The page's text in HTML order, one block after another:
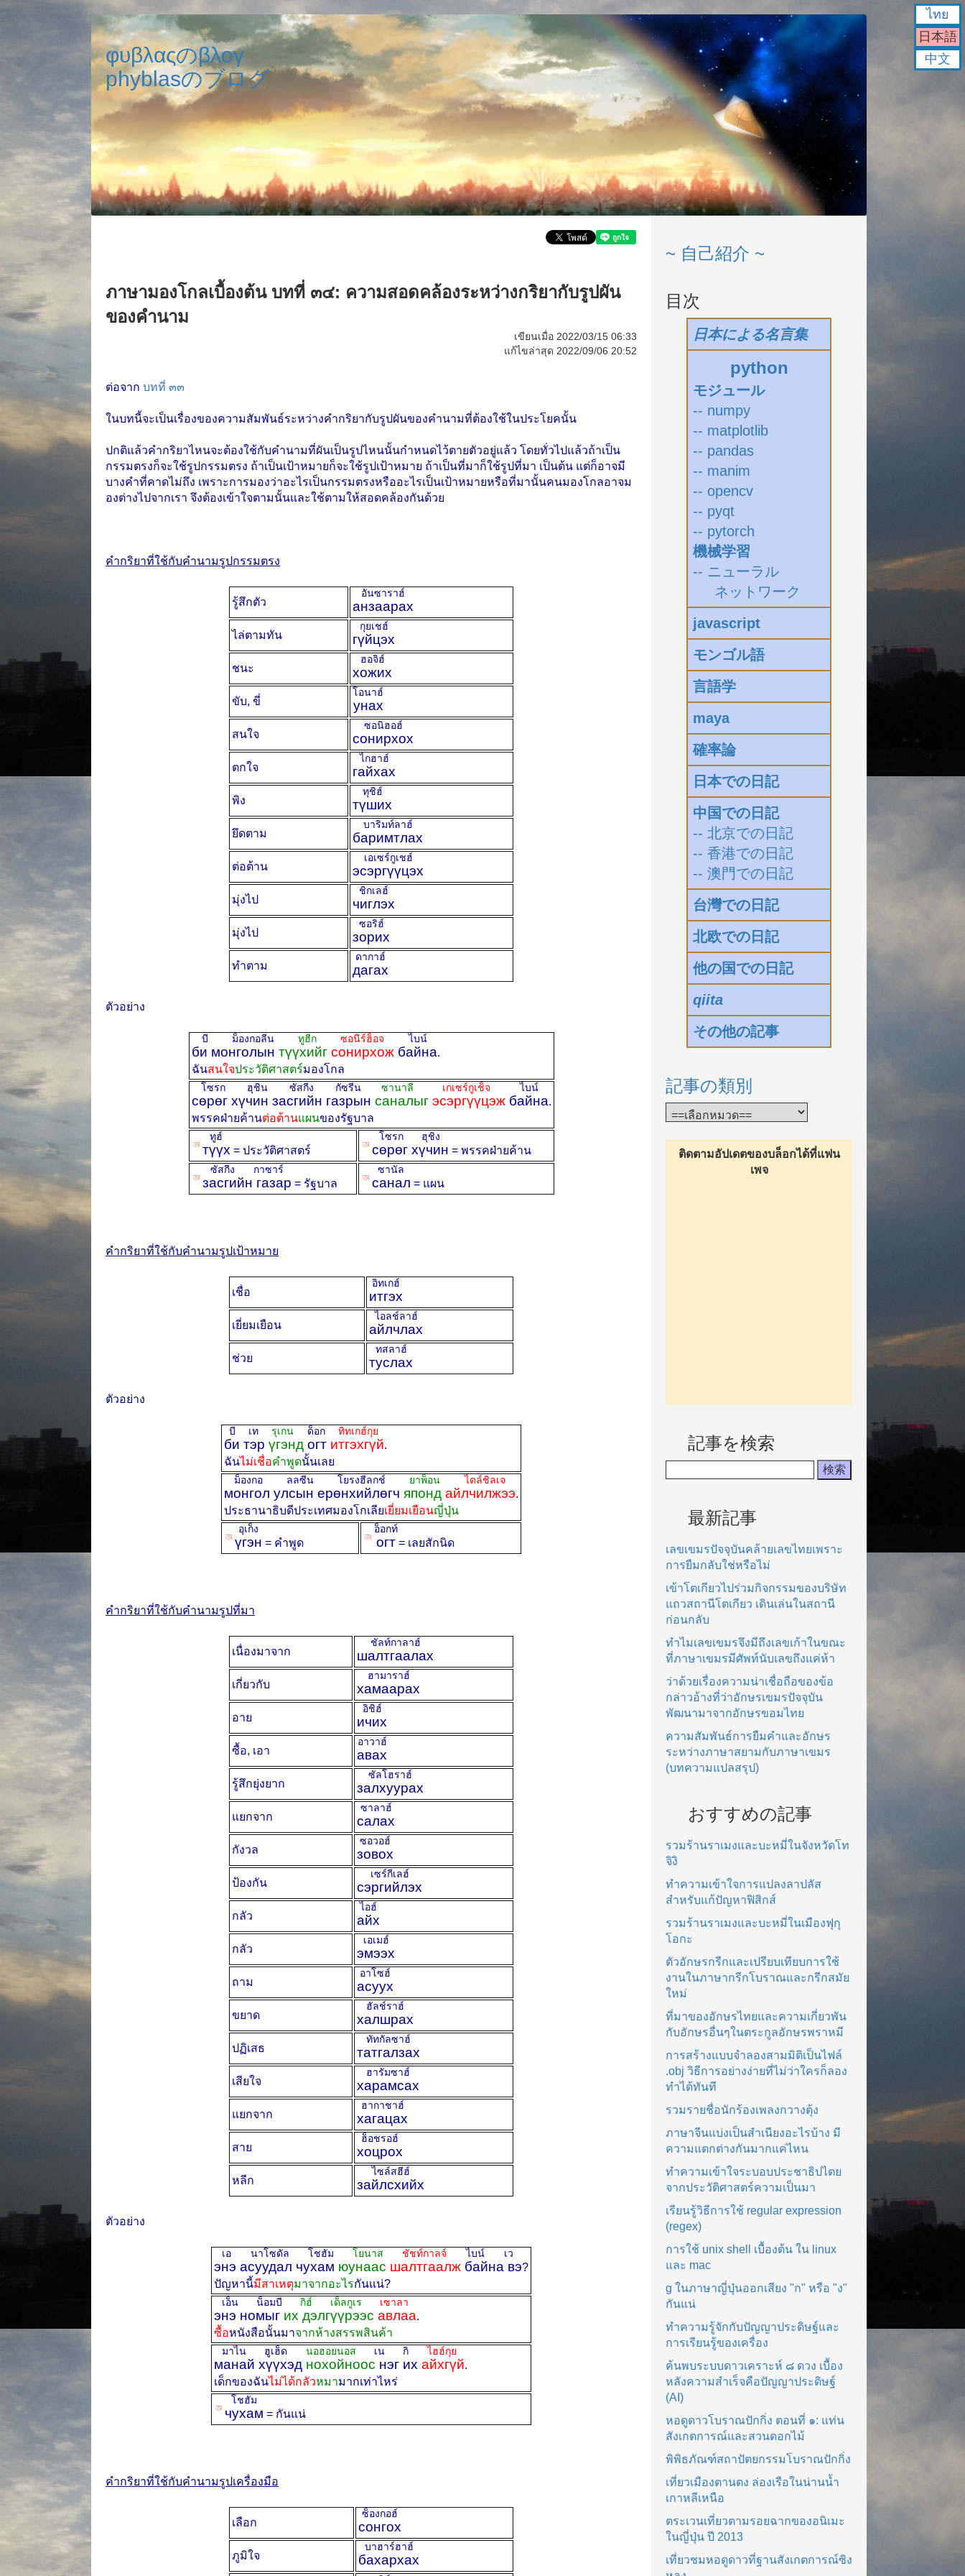
φυβλαςのβλογ
phyblasのブログ
ภาษามองโกลเบื้องต้น บทที่ ๓๔: ความสอดคล้องระหว่างกริยากับรูปผัน
ของคำนาม
เขียนเมื่อ 2022/03/15 06:33
แก้ไขล่าสุด 2022/09/06 20:52
ต่อจาก บทที่ ๓๓
ในบทนี้จะเป็นเรื่องของความสัมพันธ์ระหว่างคำกริยากับรูปผันของคำนามที่ต้องใช้ในประโยคนั้น
ปกติแล้วคำกริยาไหนจะต้องใช้กับคำนามที่ผันเป็นรูปไหนนั้นกำหนดไว้ตายตัวอยู่แล้ว โดยทั่วไปแล้วถ้าเป็น
กรรมตรงก็จะใช้รูปกรรมตรง ถ้าเป็นเป้าหมายก็จะใช้รูปเป้าหมาย ถ้าเป็นที่มาก็ใช้รูปที่มา เป็นต้น แต่ก็อาจมี
บางคำที่คาดไม่ถึง เพราะการมองว่าอะไรเป็นกรรมตรงหรืออะไรเป็นเป้าหมายหรือที่มานั้นคนมองโกลอาจม
องต่างไปจากเรา จึงต้องเข้าใจตามนั้นและใช้ตามให้สอดคล้องกันด้วย
คำกริยาที่ใช้กับคำนามรูปกรรมตรง
รู้สึกตัว анзаарах
อันซาราฮ์
ไล่ตามทัน гүйцэх
กุยเชฮ์
ชนะ хожих
ฮอจิฮ์
ขับ, ขี่ унах
โอนาฮ์
สนใจ сонирхох
ซอนิฮอฮ์
ตกใจ гайхах
ไกฮาฮ์
พิง түших
ทุชิฮ์
ยึดตาม баримтлах
บาริมท์ลาฮ์
ต่อต้าน эсэргүүцэх
เอเซร์กูเชฮ์
มุ่งไป чиглэх
ชิกเลฮ์
มุ่งไป зорих
ซอริฮ์
ทำตาม дагах
ดากาฮ์
ตัวอย่าง
би монголын түүхийг сонирхожбайна
บี ม็องกอลีน ทูฮีก ซอนีร์ฮ็อจ ไบน์
.
ฉันสนใจประวัติศาสตร์มองโกล
сөрөг хүчин засгийн газрын
โซรก ฮุชิน ซัสกีง กัซรีน
саналыг эсэргүүцэжбайна
ซานาลี เกเซร์กูเช็จ ไบน์
.
พรรคฝ่ายค้านต่อต้านแผนของรัฐบาล
ꡐ түүх
ทูฮ์
= ประวัติศาสตร์ ꡐ сөрөг хүчин
โซรก ฮุชิง
= พรรคฝ่ายค้าน
ꡐ засгийн газар
ซัสกีง กาซาร์
= รัฐบาล ꡐ санал
ซานัล
= แผน
คำกริยาที่ใช้กับคำนามรูปเป้าหมาย
เชื่อ итгэх
อิทเกฮ์
เยี่ยมเยือน айлчлах
ไอลช์ลาฮ์
ช่วย туслах
ทสลาฮ์
ตัวอย่าง
би тэр үгэнд огт итгэхгүй
บี เทรุเกน ด็อกทิทเกฮ์กุย
.
ฉันไม่เชื่อคำพูดนั้นเลย
монгол улсын ерөнхийлөгч японд айлчилжээ
ม็องกอ ลลซีน โยรงฮีลกช์ ยาพ็อน ไดล์ชิลเจ
.
ประธานาธิบดีประเทศมองโกเลียเยี่ยมเยือนญี่ปุ่น
ꡐ үгэн
อุเก็ง
= คำพูด ꡐ огт
อ็อกท์
= เลยสักนิด
คำกริยาที่ใช้กับคำนามรูปที่มา
เนื่องมาจาก шалтгаалах
ชัลท์กาลาฮ์
เกี่ยวกับ хамаарах
ฮามาราฮ์
อาย ичих
อิชิฮ์
ซื้อ, เอา авах
อาวาฮ์
รู้สึกยุ่งยาก залхуурах
ซัลโฮราฮ์
แยกจาก салах
ซาลาฮ์
กังวล зовох
ซอวอฮ์
ป้องกัน сэргийлэх
เซร์กีเลฮ์
กลัว айх
ไอฮ์
กลัว эмээх
เอเมฮ์
ถาม асуух
อาโซฮ์
ขยาด халшрах
ฮัลช์ราฮ์
ปฏิเสธ татгалзах
ทัทกัลซาฮ์
เสียใจ харамсах
ฮารัมซาฮ์
แยกจาก хагацах
ฮากาชาฮ์
สาย хоцрох
ฮ็อชรอฮ์
หลีก зайлсхийх
ไซล์สฮีฮ์
ตัวอย่าง
энэ асуудал чухам юунаас шалтгаалж байна вэ
เอ นาโซดัล โชฮัมโยนาส ชัชท์กาลจ์ ไบน์ เว
?
ปัญหานี้มีสาเหตุมาจากอะไรกันแน่?
энэ номыг их дэлгүүрээс авлаа
เอ็น น็อมบี กิฮ์ เด็ลกูเร เซาลา
.
ซื้อหนังสือนั้นมาจากห้างสรรพสินค้า
манай хүүхэд нохойноос нэг их айхгүй
มาไน ฮูเฮ็ด นอฮอยนอส เน กิไฮฮ์กุย
.
เด็กของฉันไม่ได้กลัวหมามากเท่าไหร่
ꡐ чухам
โชฮัม
= กันแน่
คำกริยาที่ใช้กับคำนามรูปเครื่องมือ
เลือก сонгох
ซ็องกอฮ์
ภูมิใจ бахархах
บาฮาร์ฮาฮ์
~ 自己紹介 ~
目次
日本による名言集
python
モジュール
-- numpy
-- matplotlib
-- pandas
-- manim
-- opencv
-- pyqt
-- pytorch
機械学習
-- ニューラル
ネットワーク
javascript
モンゴル語
言語学
maya
確率論
日本での日記
中国での日記
-- 北京での日記
-- 香港での日記
-- 澳門での日記
台灣での日記
北欧での日記
他の国での日記
qiita
その他の記事
記事の類別
ติดตามอัปเดตของบล็อกได้ที่แฟน
เพจ
記事を検索
最新記事
เลขเขมรปัจจุบันคล้ายเลขไทยเพราะ
การยืมกลับใช่หรือไม่
เข้าโตเกียวไปร่วมกิจกรรมของบริษัท
แถวสถานีโตเกียว เดินเล่นในสถานี
ก่อนกลับ
ทำไมเลขเขมรจึงมีถึงเลขเก้าในขณะ
ที่ภาษาเขมรมีศัพท์นับเลขถึงแค่ห้า
ว่าด้วยเรื่องความน่าเชื่อถือของข้อ
กล่าวอ้างที่ว่าอักษรเขมรปัจจุบัน
พัฒนามาจากอักษรขอมไทย
ความสัมพันธ์การยืมคำและอักษร
ระหว่างภาษาสยามกับภาษาเขมร
(บทความแปลสรุป)
おすすめの記事
รวมร้านราเมงและบะหมี่ในจังหวัดโท
จิงิ
ทำความเข้าใจการแปลงลาปลัส
สำหรับแก้ปัญหาฟิสิกส์
รวมร้านราเมงและบะหมี่ในเมืองฟุกุ
โอกะ
ตัวอักษรกรีกและเปรียบเทียบการใช้
งานในภาษากรีกโบราณและกรีกสมัย
ใหม่
ที่มาของอักษรไทยและความเกี่ยวพัน
กับอักษรอื่นๆในตระกูลอักษรพราหมี
การสร้างแบบจำลองสามมิติเป็นไฟล์
.obj วิธีการอย่างง่ายที่ไม่ว่าใครก็ลอง
ทำได้ทันที
รวมรายชื่อนักร้องเพลงกวางตุ้ง
ภาษาจีนแบ่งเป็นสำเนียงอะไรบ้าง มี
ความแตกต่างกันมากแค่ไหน
ทำความเข้าใจระบอบประชาธิปไตย
จากประวัติศาสตร์ความเป็นมา
เรียนรู้วิธีการใช้ regular expression
(regex)
การใช้ unix shell เบื้องต้น ใน linux
และ mac
g ในภาษาญี่ปุ่นออกเสียง "ก" หรือ "ง"
กันแน่
ทำความรู้จักกับปัญญาประดิษฐ์และ
การเรียนรู้ของเครื่อง
ค้นพบระบบดาวเคราะห์ ๘ ดวง เบื้อง
หลังความสำเร็จคือปัญญาประดิษฐ์
(AI)
หอดูดาวโบราณปักกิ่ง ตอนที่ ๑: แท่น
สังเกตการณ์และสวนดอกไม้
พิพิธภัณฑ์สถาปัตยกรรมโบราณปักกิ่ง
เที่ยวเมืองตานตง ล่องเรือในน่านน้ำ
เกาหลีเหนือ
ตระเวนเที่ยวตามรอยฉากของอนิเมะ
ในญี่ปุ่น ปี 2013
เที่ยวชมหอดูดาวที่ฐานสังเกตการณ์ซิง
ไทย
日本語
中文